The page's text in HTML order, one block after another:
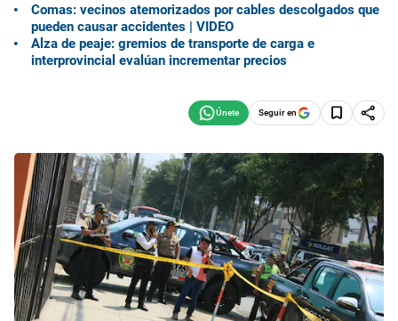
Comas: vecinos atemorizados por cables descolgados que
pueden causar accidentes | VIDEO
Alza de peaje: gremios de transporte de carga e
interprovincial evalúan incrementar precios
Seguir en